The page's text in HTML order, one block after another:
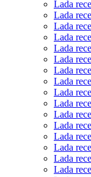
Lada
Lada
Lada
Lada
Lada
Lada
Lada
Lada
Lada
Lada
Lada
Lada
Lada
Lada
Lada
Lada